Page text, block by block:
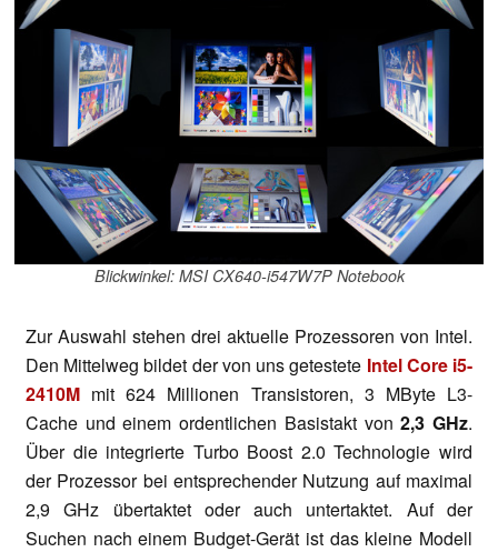
Blickwinkel: MSI CX640-i547W7P Notebook
Zur Auswahl stehen drei aktuelle Prozessoren von Intel.
Den Mittelweg bildet der von uns getestete Intel Core i5-
2410M mit 624 Millionen Transistoren, 3 MByte L3-
Cache und einem ordentlichen Basistakt von2,3 GHz.
Über die integrierte Turbo Boost 2.0 Technologie wird
der Prozessor bei entsprechender Nutzung auf maximal
2,9 GHz übertaktet oder auch untertaktet. Auf der
Suchen nach einem Budget-Gerät ist das kleine Modell